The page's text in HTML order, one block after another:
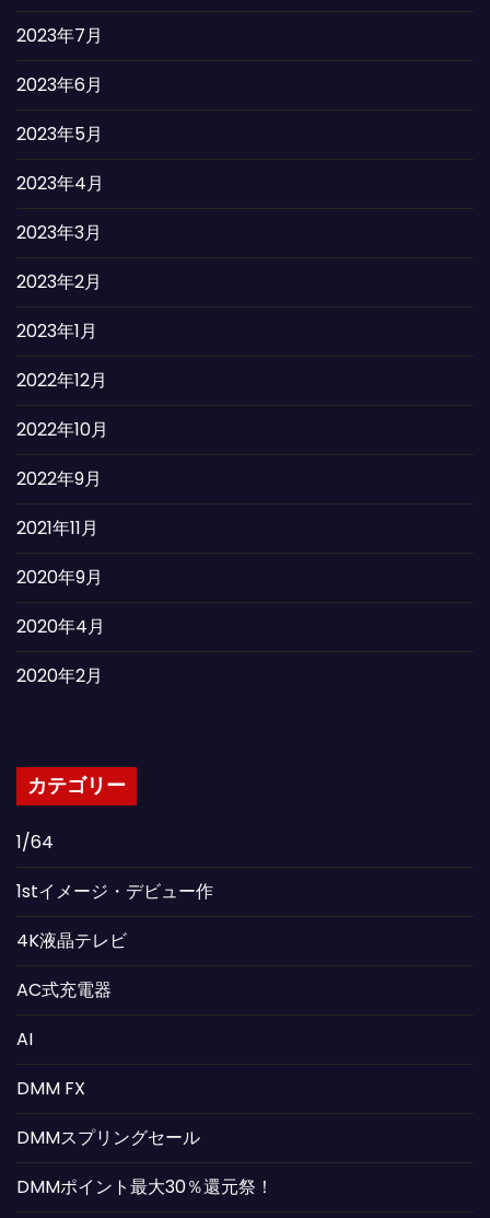
2023年7月
2023年6月
2023年5月
2023年4月
2023年3月
2023年2月
2023年1月
2022年12月
2022年10月
2022年9月
2021年11月
2020年9月
2020年4月
2020年2月
カテゴリー
1/64
1stイメージ・デビュー作
4K液晶テレビ
AC式充電器
AI
DMM FX
DMMスプリングセール
DMMポイント最大30％還元祭！